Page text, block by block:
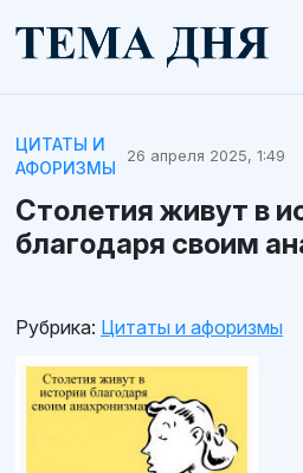
ЦИТАТЫ И
АФОРИЗМЫ
26 апреля 2025, 1:49
Столетия живут в
благодаря своим
Рубрика: Цитаты и афоризмы